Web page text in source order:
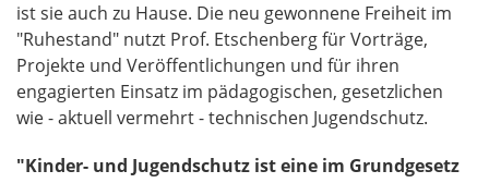
ist sie auch zu Hause. Die neu gewonnene Freiheit im
"Ruhestand" nutzt Prof. Etschenberg für Vorträge,
Projekte und Veröffentlichungen und für ihren
engagierten Einsatz im pädagogischen, gesetzlichen
wie - aktuell vermehrt - technischen Jugendschutz.
"Kinder- und Jugendschutz ist eine im Grundgesetz